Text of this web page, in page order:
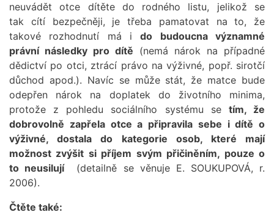
neuvádět otce dítěte do rodného listu, jelikož se
tak cítí bezpečněji, je třeba pamatovat na to, že
takové rozhodnutí má ido budoucna významné
právní následky pro dítě (nemá nárok na případné
dědictví po otci, ztrácí právo na výživné, popř. sirotčí
důchod apod.). Navíc se může stát, že matce bude
odepřen nárok na doplatek do životního minima,
protože z pohledu sociálního systému se tím, že
dobrovolně zapřela otce a připravila sebe i dítě o
výživné, dostala do kategorie osob, které mají
možnost zvýšit si příjem svým přičiněním, pouze o
to neusilují(detailně se věnuje E. SOUKUPOVÁ, r.
2006).
Čtěte také: